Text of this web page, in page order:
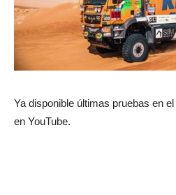
Ya disponible últimas pruebas en el
en YouTube.